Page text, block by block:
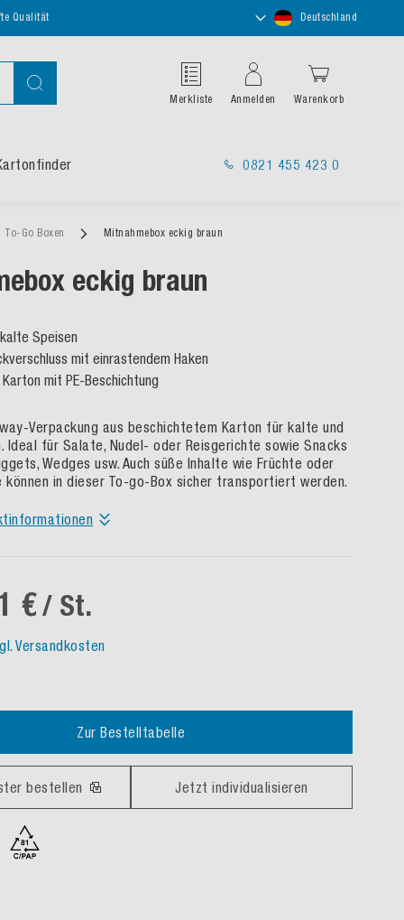
Qualität
Store
auswählen
Deutschland
Suche
Merkliste Anmelden Warenkorb
0821 455 423 0
To-Go Boxen Mitnahmebox eckig braun
eckig braun
Speisen
mit einrastendem Haken
mit PE-Beschichtung
Verpackung aus beschichtetem Karton für kalte und
Ideal für Salate, Nudel- oder Reisgerichte sowie Snacks
Wedges usw. Auch süße Inhalte wie Früchte oder
können in dieser To-go-Box sicher transportiert werden.
€/ St.
Versandkosten
Zur Bestelltabelle
bestellen Jetzt individualisieren